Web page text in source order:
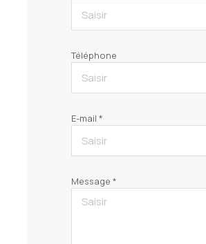
Téléphone
E-mail *
Message *